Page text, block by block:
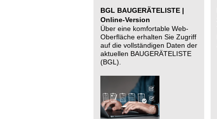
BGL BAUGERÄTELISTE |
Online-Version
Über eine komfortable Web-
Oberfläche erhalten Sie Zugriff
auf die vollständigen Daten der
aktuellen BAUGERÄTELISTE
(BGL).